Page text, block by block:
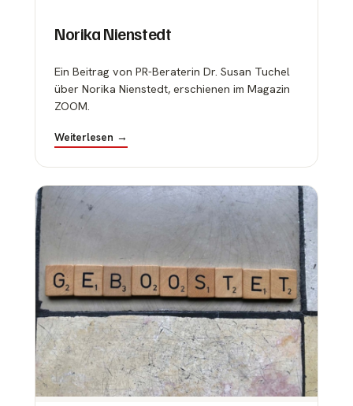
Norika Nienstedt
Ein Beitrag von PR-Beraterin Dr. Susan Tuchel
über Norika Nienstedt, erschienen im Magazin
ZOOM.
Weiterlesen →